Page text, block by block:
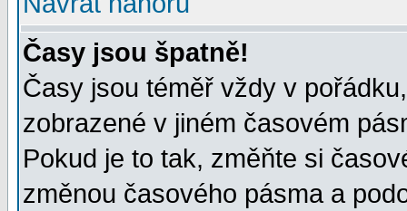
Časy jsou špatně!
Časy jsou téměř vždy v
zobrazené v jiném časovém
Pokud je to tak, změňte si
změnou časového pásma a